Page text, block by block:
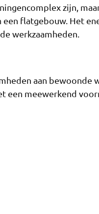
zijn,
flatgebouw. Het
werkzaamheden.
aan bewoonde
een meewerkend